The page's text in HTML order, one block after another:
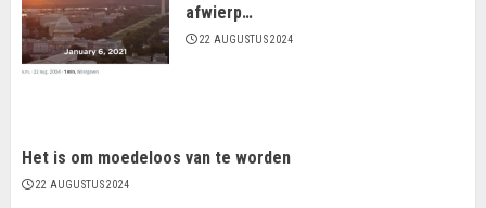
afwierp…
22 AUGUSTUS 2024
Het is om moedeloos van te worden
22 AUGUSTUS 2024